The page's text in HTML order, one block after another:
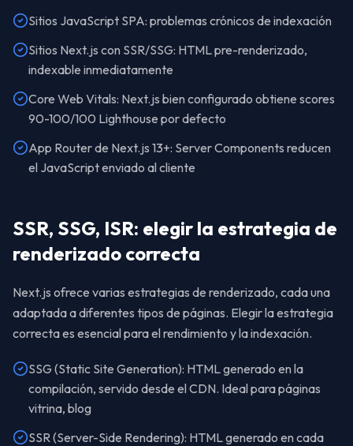
Sitios JavaScript SPA: problemas crónicos de indexación
Sitios Next.js con SSR/SSG: HTML pre-renderizado,
indexable inmediatamente
Core Web Vitals: Next.js bien configurado obtiene scores
90-100/100 Lighthouse por defecto
App Router de Next.js 13+: Server Components reducen
el JavaScript enviado al cliente
SSR, SSG, ISR: elegir la estrategia de
renderizado correcta
Next.js ofrece varias estrategias de renderizado, cada una
adaptada a diferentes tipos de páginas. Elegir la estrategia
correcta es esencial para el rendimiento y la indexación.
SSG (Static Site Generation): HTML generado en la
compilación, servido desde el CDN. Ideal para páginas
vitrina, blog
SSR (Server-Side Rendering): HTML generado en cada